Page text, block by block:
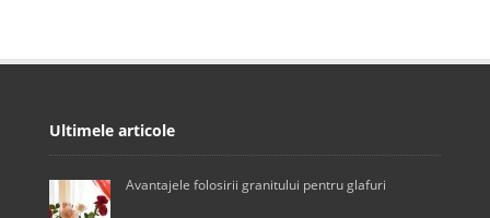
Ultimele articole
Avantajele folosirii granitului pentru glafuri